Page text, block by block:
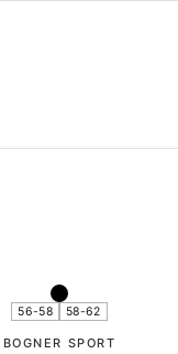
56-58 58-62
BOGNER SPORT